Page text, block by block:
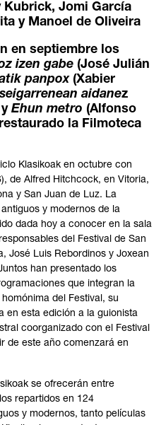
Kubrick, Jomi García
y Manoel de Oliveira
en septiembre los
izen gabe (José Julián
panpox(Xabier
aidanez
Ehun metro (Alfonso
la Filmoteca
Klasikoak en octubre con
de Alfred Hitchcock, en Vitoria,
y San Juan de Luz. La
y modernos de la
dada hoy a conocer en la sala
del Festival de San
José Luis Rebordinos y Joxean
han presentado los
que integran la
del Festival, su
en esta edición a la guionista
coorganizado con el Festival
de este año comenzará en
se ofrecerán entre
repartidos en 124
y modernos, tanto películas